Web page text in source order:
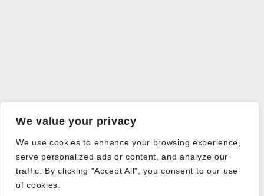
We value your privacy
We use cookies to enhance your browsing experience,
serve personalized ads or content, and analyze our
traffic. By clicking "Accept All", you consent to our use
of cookies.